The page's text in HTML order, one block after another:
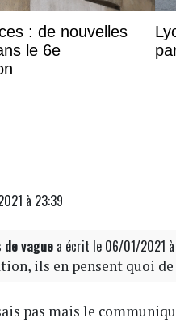
: de nouvelles
le 6e
à 23:39
de vague a écrit le 06/01/2021
ils en pensent quoi
pas mais le